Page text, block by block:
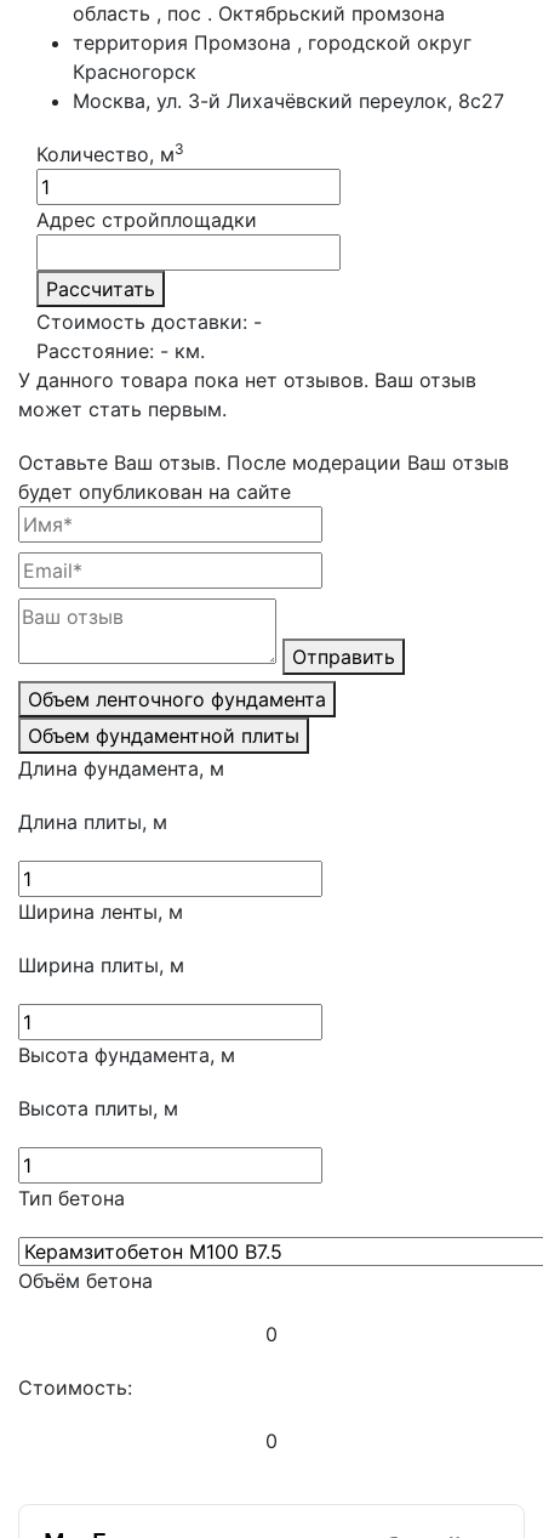
область , пос . Октябрьский промзона
территория Промзона , городской округ
Красногорск
Москва, ул. 3-й Лихачёвский переулок, 8с27
Количество, м3
Адрес стройплощадки
Рассчитать
Стоимость доставки: -
Расстояние: - км.
У данного товара пока нет отзывов. Ваш отзыв
может стать первым.
Оставьте Ваш отзыв. После модерации Ваш отзыв
будет опубликован на сайте
Отправить
Объем ленточного фундамента
Объем фундаментной плиты
Длина фундамента, м
Длина плиты, м
Ширина ленты, м
Ширина плиты, м
Высота фундамента, м
Высота плиты, м
Тип бетона
Объём бетона
0
Стоимость:
0